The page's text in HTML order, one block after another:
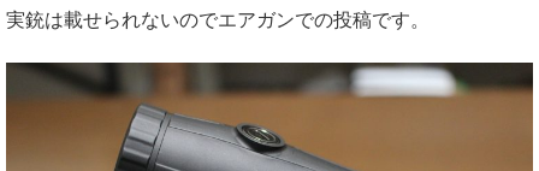
実銃は載せられないのでエアガンでの投稿です。